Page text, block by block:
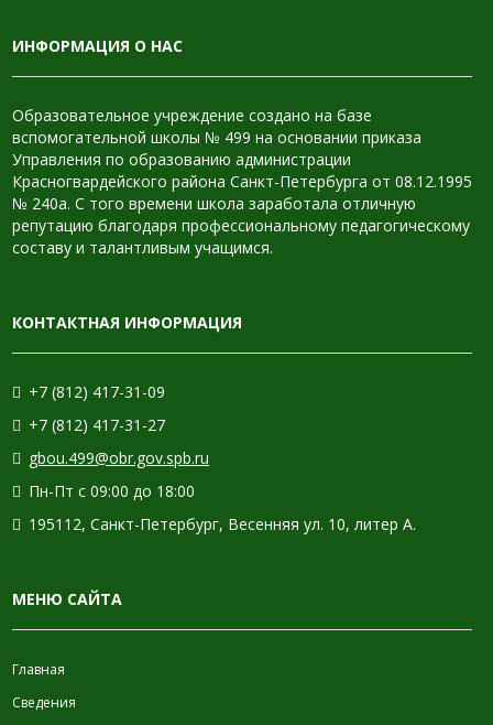
ИНФОРМАЦИЯ О НАС
Образовательное учреждение создано на базе
вспомогательной школы № 499 на основании приказа
Управления по образованию администрации
Красногвардейского района Санкт-Петербурга от 08.12.1995
№ 240а. С того времени школа заработала отличную
репутацию благодаря профессиональному педагогическому
составу и талантливым учащимся.
КОНТАКТНАЯ ИНФОРМАЦИЯ
+7 (812) 417-31-09
+7 (812) 417-31-27
gbou.499@obr.gov.spb.ru
Пн-Пт с 09:00 до 18:00
195112, Санкт-Петербург, Весенняя ул. 10, литер А.
МЕНЮ САЙТА
Главная
Сведения